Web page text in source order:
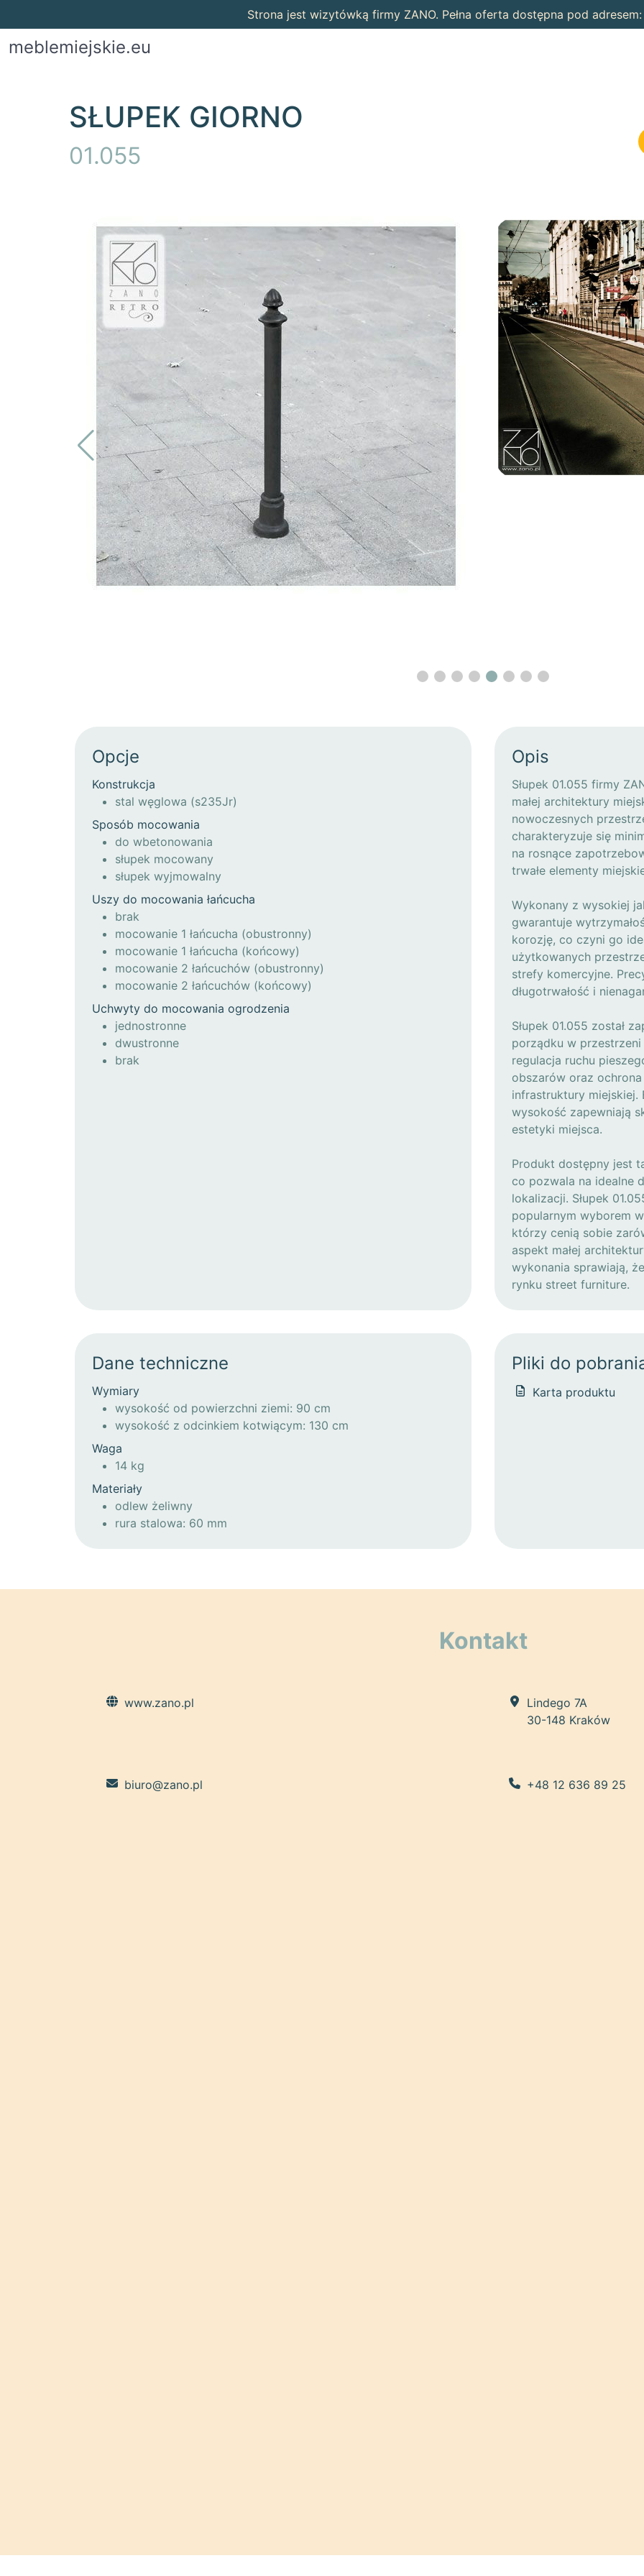
Strona jest wizytówką firmy ZANO. Pełna oferta dostępna pod
meblemiejskie.eu
SŁUPEK GIORNO
01.055
Opcje
Konstrukcja
stal węglowa (s235Jr)
Sposób mocowania
do wbetonowania
słupek mocowany
słupek wyjmowalny
Uszy do mocowania łańcucha
brak
mocowanie 1 łańcucha (obustronny)
mocowanie 1 łańcucha (końcowy)
mocowanie 2 łańcuchów (obustronny)
mocowanie 2 łańcuchów (końcowy)
Uchwyty do mocowania ogrodzenia
jednostronne
dwustronne
brak
Opis
Słupek 01.055 firmy
małej architektury
nowoczesnych
charakteryzuje się
na rosnące
trwałe elementy
Wykonany z wysokiej
gwarantuje
korozję, co czyni go
użytkowanych
strefy komercyjne.
długotrwałość i
Słupek 01.055 został
porządku w
regulacja ruchu
obszarów oraz
infrastruktury
wysokość zapewniają
estetyki miejsca.
Produkt dostępny jest
co pozwala na idealne
lokalizacji. Słupek
popularnym wyborem
którzy cenią sobie
aspekt małej
wykonania sprawiają,
rynku street furniture.
Dane techniczne
Wymiary
wysokość od powierzchni ziemi: 90 cm
wysokość z odcinkiem kotwiącym: 130 cm
Waga
14 kg
Materiały
odlew żeliwny
rura stalowa: 60 mm
Pliki do
Karta produktu
Kontakt
www.zano.pl
Lindego 7A
30-148 Kraków
biuro@zano.pl +48 12 636 89 25